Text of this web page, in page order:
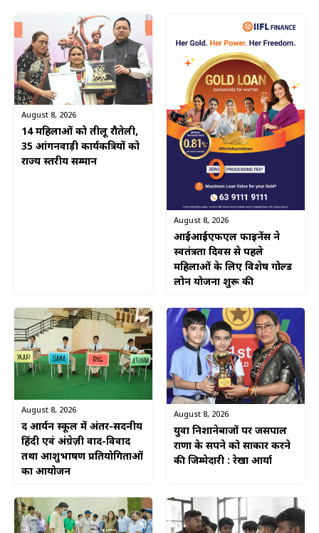
August 8, 2026
14 महिलाओं को तीलू रौतेली,
35 आंगनवाड़ी कार्यकत्रियों को
राज्य स्तरीय सम्मान
August 8, 2026
आईआईएफएल फाइनेंस ने
स्वतंत्रता दिवस से पहले
महिलाओं के लिए विशेष गोल्ड
लोन योजना शुरू की
August 8, 2026
द आर्यन स्कूल में अंतर-सदनीय
हिंदी एवं अंग्रेज़ी वाद-विवाद
तथा आशुभाषण प्रतियोगिताओं
का आयोजन
August 8, 2026
युवा निशानेबाजों पर जसपाल
राणा के सपने को साकार करने
की जिम्मेदारी : रेखा आर्या